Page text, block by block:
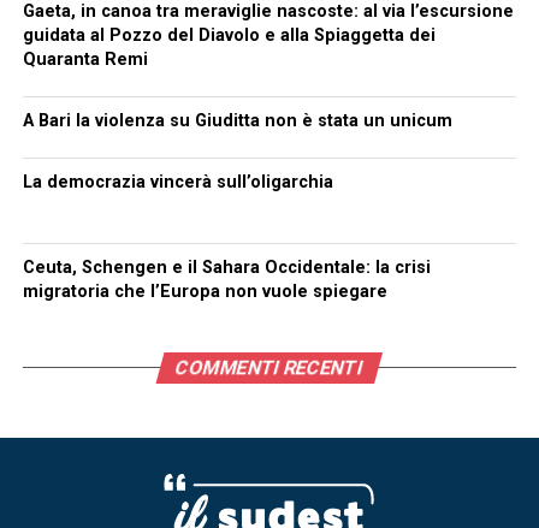
Gaeta, in canoa tra meraviglie nascoste: al via l’escursione
guidata al Pozzo del Diavolo e alla Spiaggetta dei
Quaranta Remi
A Bari la violenza su Giuditta non è stata un unicum
La democrazia vincerà sull’oligarchia
Ceuta, Schengen e il Sahara Occidentale: la crisi
migratoria che l’Europa non vuole spiegare
COMMENTI RECENTI